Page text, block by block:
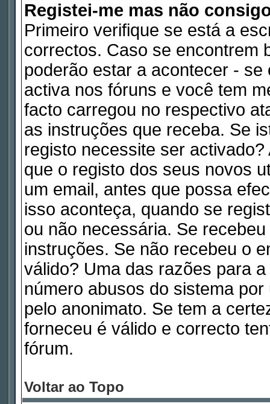
Registei-me mas não
Primeiro verifique se está a
correctos. Caso se encontrem
poderão estar a acontecer -
activa nos fóruns e você tem
facto carregou no respectivo
as instruções que receba. Se
registo necessite ser
que o registo dos seus novos
um email, antes que possa
isso aconteça, quando se
ou não necessária. Se
instruções. Se não recebeu o
válido? Uma das razões para
número abusos do sistema
pelo anonimato. Se tem a
forneceu é válido e correcto
fórum.
Voltar ao Topo